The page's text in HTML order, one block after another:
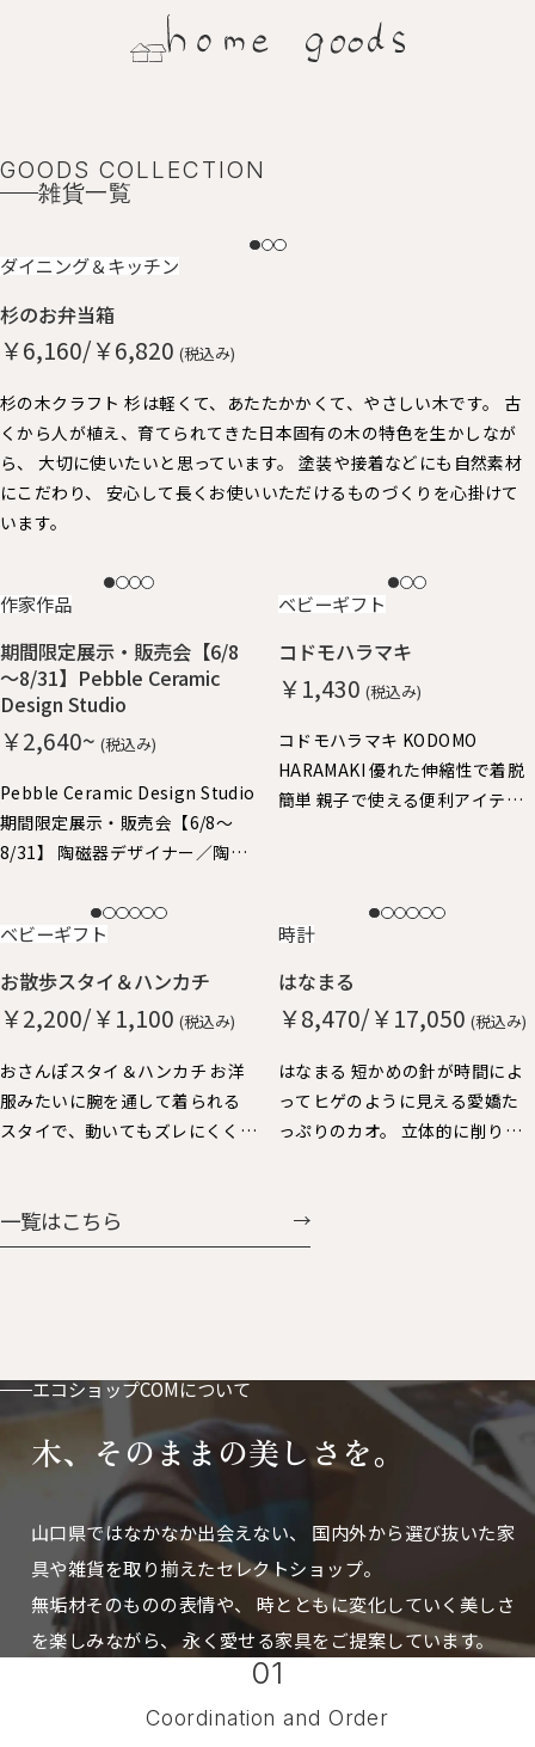
ングチェア・イージーチェア展
開もされています。
GOODS COLLECTION
雑貨一覧
一覧はこちら
NEW
ダイニング＆キッチン
杉のお弁当箱
￥6,160/￥6,820 (税込み)
杉の木クラフト 杉は軽くて、あたたかかくて、やさしい木です。 古
くから人が植え、育てられてきた日本固有の木の特色を生かしなが
ら、 大切に使いたいと思っています。 塗装や接着などにも自然素材
にこだわり、 安心して長くお使いいただけるものづくりを心掛けて
います。
NEW
作家作品
期間限定展示・販売会【6/8
～8/31】Pebble Ceramic
Design Studio
￥2,640~ (税込み)
Pebble Ceramic Design Studio
期間限定展示・販売会【6/8～
8/31】 陶磁器デザイナー／陶磁
の石原さん やさしいタッチの絵
付け器を中心に特別展示させて
いただきました。 どれも1点もの
了となります。
NEW
ベビーギフト
コドモハラマキ
￥1,430 (税込み)
コドモハラマキ KODOMO
HARAMAKI 優れた伸縮性で着脱
簡単 親子で使える便利アイテ
NEW
ベビーギフト
お散歩スタイ＆ハンカチ
￥2,200/￥1,100 (税込み)
おさんぽスタイ＆ハンカチ お洋
服みたいに腕を通して着られる
スタイで、動いてもズレにくく、
付。ベビーカーやバッグに付け
ておけば鼻水や涙もすぐに拭け
NEW
時計
はなまる
￥8,470/￥17,050 (税込み)
はなまる 短かめの針が時間によ
ってヒゲのように見える愛嬌た
っぷりのカオ。 立体的に削り出
に掛けたときの凸っぱり具合
も、可愛さ「はなまる」。 はな
掛け時計としても使えます。
エコショップCOMについて
木、そのままの美しさを。
山口県ではなかなか出会えない、
国内外から選び抜いた家
具や雑貨を取り揃えたセレクトショップ。
無垢材そのものの表情や、 時とともに変化していく美しさ
を楽しみながら、永く愛せる家具をご提案しています。
01
Coordination and Order